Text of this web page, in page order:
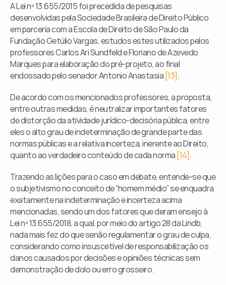
A Lei nº 13.655/2015 foi precedida de pesquisas
desenvolvidas pela Sociedade Brasileira de Direito Público
em parceria com a Escola de Direito de São Paulo da
Fundação Getúlio Vargas, estudos estes utilizados pelos
professores Carlos Ari Sundfeld e Floriano de Azevedo
Marques para elaboração do pré-projeto, ao final
endossado pelo senador Antonio Anastasia [13].
De acordo com os mencionados professores, a proposta,
entre outras medidas, é neutralizar importantes fatores
de distorção da atividade jurídico-decisória pública, entre
eles o alto grau de indeterminação de grande parte das
normas públicas e a relativa incerteza, inerente ao Direito,
quanto ao verdadeiro conteúdo de cada norma [14].
Trazendo as lições para o caso em debate, entende-se que
o subjetivismo no conceito de “homem médio” se enquadra
exatamente na indeterminação e incerteza acima
mencionadas, sendo um dos fatores que deram ensejo à
Lei nº 13.655/2018, a qual, por meio do artigo 28 da Lindb,
nada mais fez do que senão regulamentar o grau de culpa,
considerando como insuscetível de responsabilização os
danos causados por decisões e opiniões técnicas sem
demonstração de dolo ou erro grosseiro.